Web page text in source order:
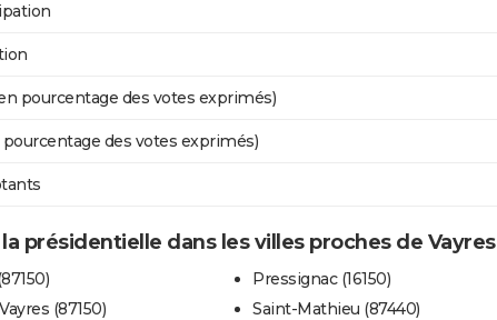
pourcentage des votes exprimés)
des votes exprimés)
présidentielle dans les villes proches de Vayres
(87150)
Pressignac (16150)
Saint-Mathieu (87440)